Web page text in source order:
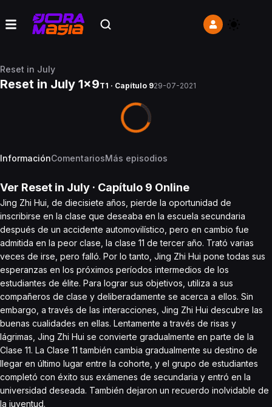
Reset in July
Reset in July 1x9T1 · Capítulo 929-07-2021
InformaciónComentariosMás episodios
Ver Reset in July · Capítulo 9 Online
Jing Zhi Hui, de diecisiete años, pierde la oportunidad de
inscribirse en la clase que deseaba en la escuela secundaria
después de un accidente automovilístico, pero en cambio fue
admitida en la peor clase, la clase 11 de tercer año. Trató varias
veces de irse, pero falló. Por lo tanto, Jing Zhi Hui pone todas sus
esperanzas en los próximos períodos intermedios de los
estudiantes de élite. Para lograr sus objetivos, utiliza a sus
compañeros de clase y deliberadamente se acerca a ellos. Sin
embargo, a través de las interacciones, Jing Zhi Hui descubre las
buenas cualidades en ellas. Lentamente a través de risas y
lágrimas, Jing Zhi Hui se convierte gradualmente en parte de la
Clase 11. La Clase 11 también cambia gradualmente su destino de
llegar en último lugar entre la cohorte, y el grupo de estudiantes
completó con éxito sus exámenes de secundaria y entró en la
universidad deseada. También dejaron un recuerdo inolvidable de
la juventud.